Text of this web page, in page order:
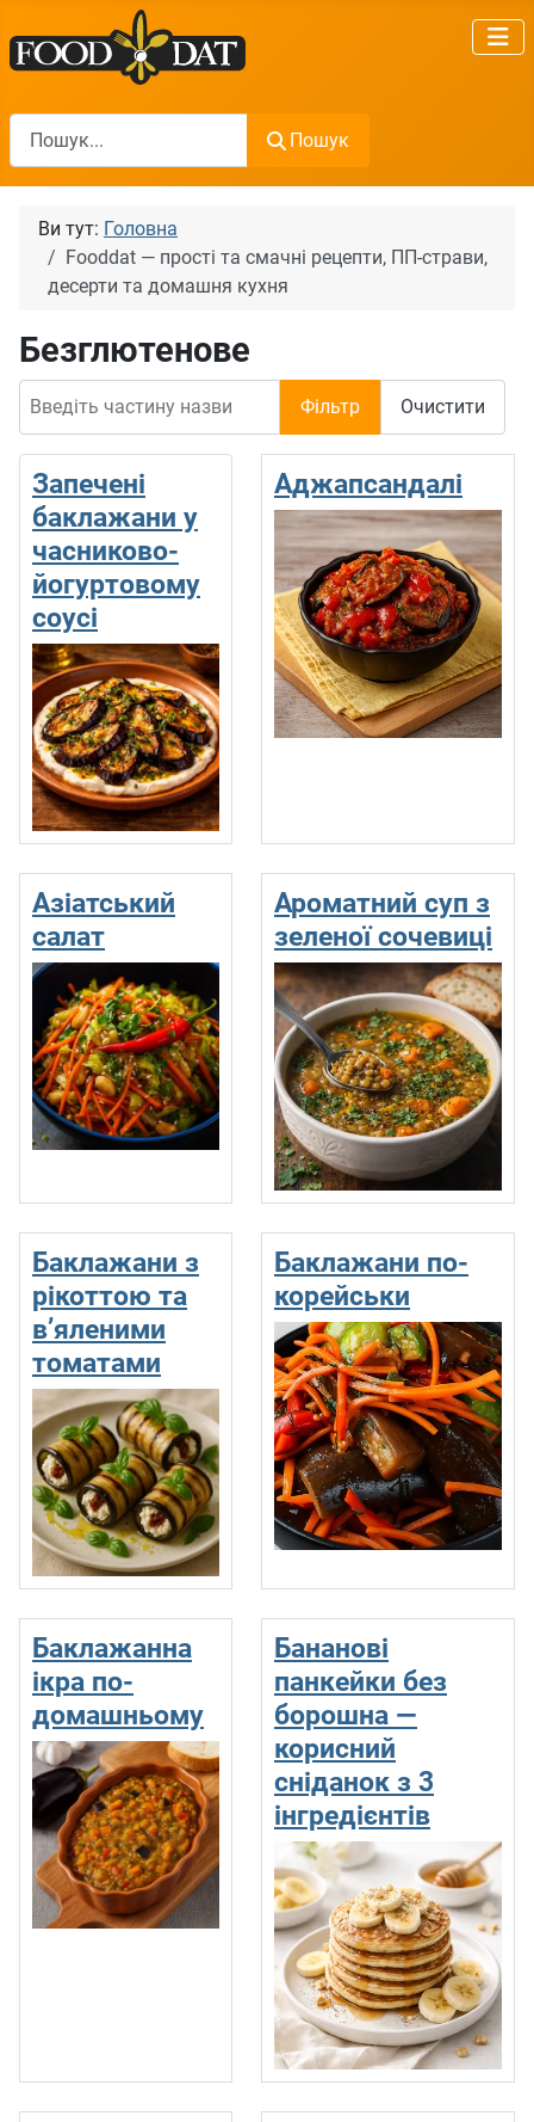
Пошук
Пошук
Ви тут: Головна
Fooddat — прості та смачні рецепти, ПП-страви,
десерти та домашня кухня
Безглютенове
Фільтр Очистити
Запечені
баклажани у
часниково-
йогуртовому
соусі
Аджапсандалі
Азіатський
салат
Ароматний суп з
зеленої сочевиці
Баклажани з
рікоттою та
в’яленими
томатами
Баклажани по-
корейськи
Баклажанна
ікра по-
домашньому
Бананові
панкейки без
борошна —
корисний
сніданок з 3
інгредієнтів